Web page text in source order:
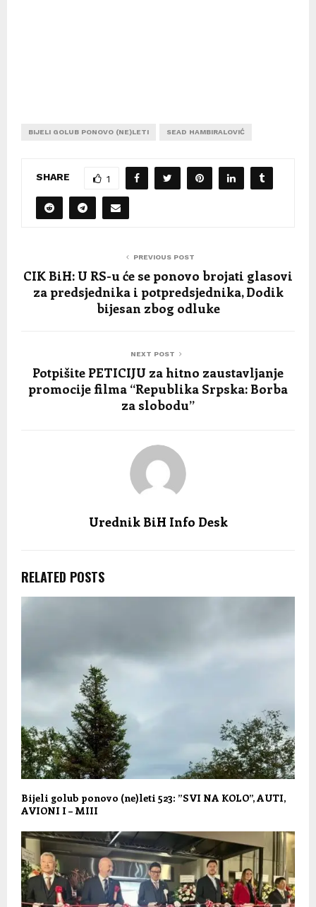
BIJELI GOLUB PONOVO (NE)LETI SEAD HAMBIRALOVIĆ
SHARE 1
PREVIOUS POST
CIK BiH: U RS-u će se ponovo brojati glasovi
za predsjednika i potpredsjednika, Dodik
bijesan zbog odluke
NEXT POST
Potpišite PETICIJU za hitno zaustavljanje
promocije filma “Republika Srpska: Borba
za slobodu”
Urednik BiH Info Desk
RELATED POSTS
Bijeli golub ponovo (ne)leti 523: ”SVI NA KOLO”, AUTI,
AVIONI I – MIII